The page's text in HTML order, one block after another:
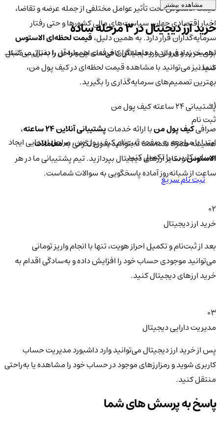
قیمت الاستوس تحت تأثیر عوامل مختلفی از جمله عرضه و تقاضا،
اخبار اقتصادی جهان، سیاست‌های مالی کشورها و حتی رفتار
سرمایه‌گذاران قرار دارد. به همین دلیل،قیمت لحظه‌ای الاستوس
اهمیت زیادی دارد و معامله‌گران حرفه‌ای همواره آن را دنبال می‌کنند.
شما نیز می‌توانید با مشاهده قیمت لحظه‌ای در کیف پول من،
بهترین تصمیم‌های سرمایه‌گذاری را بگیرید.
پشتیبانی ۲۴ ساعته کیف پول من
صرافیکیف پول منبا ارائه خدماتپشتیبانی آنلاین ۲۴ ساعته
،
همیشه همراه شماست تا بتوانید بدون نگرانی بهمعاملات
الاستوسو سایر ارزهای دیجیتال بپردازید. تیم پشتیبانی ما در هر
ساعت از شبانه‌روز آماده پاسخگویی به سوالات شماست.
مشاهده بیشتر
خرید ارز دیجیتال در 3 مرحله ساده
برای خرید و فروش ارز دیجیتال کافی‌ست این مراحل را به‌ترتیب دنبال
کنید:
01
ثبت نام
ابتدا با مراجعه به صفحه ثبت‌نام کیف‌ پول من، مراحل ابتدایی ایجاد
حساب کاربری را تکمیل کنید.
ثبت نام سریع
02
خرید ارز دیجیتال
بعد از ثبت‌نام و تکمیل احراز هویت، تنها با انجام واریز تومانی
می‌توانید موجودی حساب خود را افزایش داده و به‌سادگی اقدام به
خرید ارزهای دیجیتال کنید.
03
مدیریت دارایی دیجیتال
پس از خرید ارز دیجیتال می‌توانید وارد داشبورد مدیریت حساب
کاربری شوید و رمزارزهای موجود در حساب خود را مشاهده یا به‌راحتی
منتقل کنید.
پاسخ به پرسش های شما